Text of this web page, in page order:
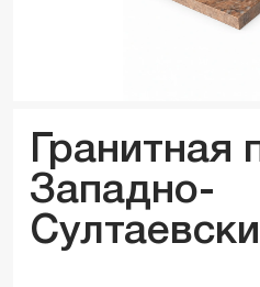
Гранитная
Западно-